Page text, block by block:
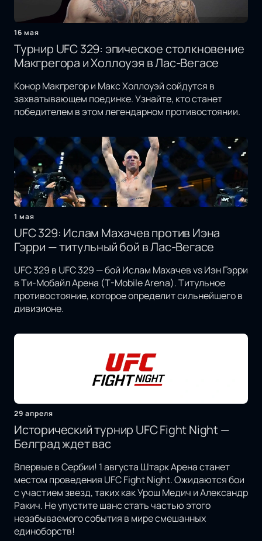
16 мая
Турнир UFC 329: эпическое столкновение
Макгрегора и Холлоуэя в Лас-Вегасе
Конор Макгрегор и Макс Холлоуэй сойдутся в
захватывающем поединке. Узнайте, кто станет
победителем в этом легендарном противостоянии.
1 мая
UFC 329: Ислам Махачев против Иэна
Гэрри — титульный бой в Лас-Вегасе
UFC 329 в UFC 329 — бой Ислам Махачев vs Иэн Гэрри
в Ти-Мобайл Арена (T-Mobile Arena). Титульное
противостояние, которое определит сильнейшего в
дивизионе.
29 апреля
Исторический турнир UFC Fight Night —
Белград ждет вас
Впервые в Сербии! 1 августа Штарк Арена станет
местом проведения UFC Fight Night. Ожидаются бои
с участием звезд, таких как Урош Медич и Александр
Ракич. Не упустите шанс стать частью этого
незабываемого события в мире смешанных
единоборств!